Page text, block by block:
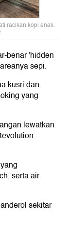
racikan kopi enak.
benar 'hidden
sepi.
kusri dan
yang
lewatkan
serta air
sekitar